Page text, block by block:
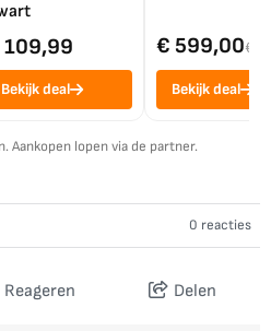
Bekijk deal
€ 599,00€
Bekijk deal
Aankopen lopen via de partner.
0 reacties
Reageren Delen